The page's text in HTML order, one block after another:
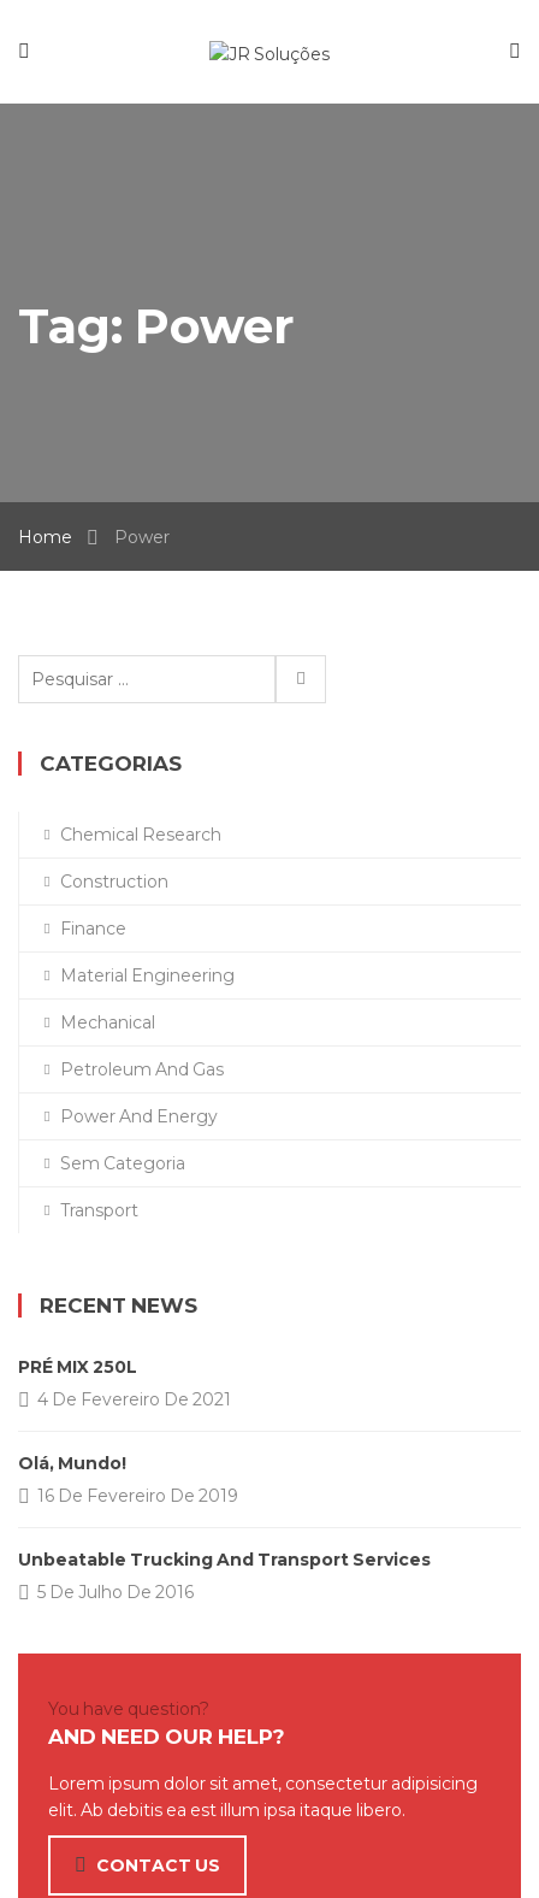
Tag: Power
Home Power
CATEGORIAS
Chemical Research
Construction
Finance
Material Engineering
Mechanical
Petroleum And Gas
Power And Energy
Sem Categoria
Transport
RECENT NEWS
PRÉ MIX 250L
4 De Fevereiro De 2021
Olá, Mundo!
16 De Fevereiro De 2019
Unbeatable Trucking And Transport Services
5 De Julho De 2016
You have question?
AND NEED OUR HELP?
Lorem ipsum dolor sit amet, consectetur adipisicing
elit. Ab debitis ea est illum ipsa itaque libero.
CONTACT US